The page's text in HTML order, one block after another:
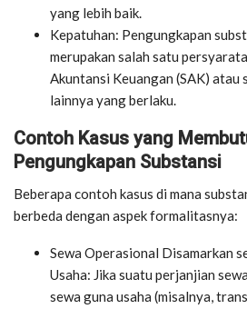
yang lebih baik.
Kepatuhan: Pengungkapan
merupakan salah satu
Akuntansi Keuangan (SAK) atau
lainnya yang berlaku.
Contoh Kasus yang
Pengungkapan Substansi
Beberapa contoh kasus di mana
berbeda dengan aspek formalitasnya:
Sewa Operasional Disamarkan
Usaha: Jika suatu perjanjian
sewa guna usaha (misalnya,